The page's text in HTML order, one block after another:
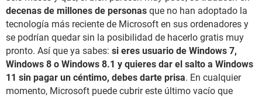
decenas de millones de personas que no han adoptado la
tecnología más reciente de Microsoft en sus ordenadores y
se podrían quedar sin la posibilidad de hacerlo gratis muy
pronto. Así que ya sabes: si eres usuario de Windows 7,
Windows 8 o Windows 8.1 y quieres dar el salto a Windows
11 sin pagar un céntimo, debes darte prisa. En cualquier
momento, Microsoft puede cubrir este último vacío que